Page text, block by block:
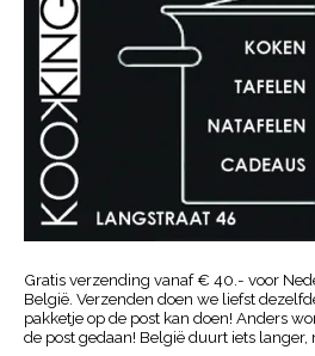
Gratis verzending vanaf € 40.- voor
België. Verzenden doen we liefst
pakketje op de post kan doen! Anders
de post gedaan! België duurt iets